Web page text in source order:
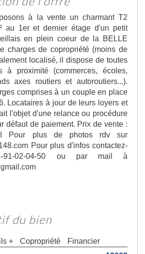
à la vente un charmant T2
au 1er et dernier étage d'un petit
en plein coeur de la BELLE
charges de copropriété (moins de
localisé, il dispose de toutes
à proximité (commerces, écoles,
axes routiers et autoroutiers...).
comprises à un couple en place
Locataires à jour de leurs loyers et
l'objet d'une relance ou procédure
défaut de paiement. Prix de vente :
Pour plus de photos rdv sur
Pour plus d'infos contactez-
91-02-04-50 ou par mail à
du bien
+ Copropriété
Financier